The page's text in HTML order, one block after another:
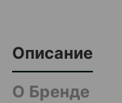
Описание
О Бренде